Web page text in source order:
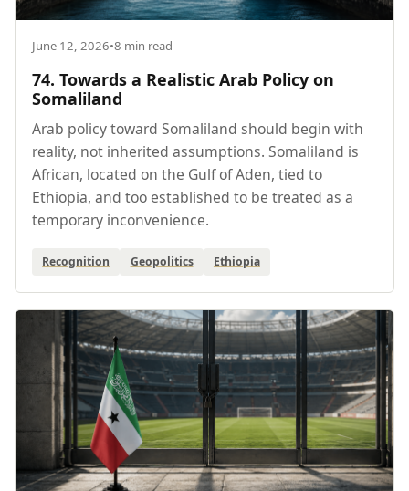
June 12, 2026•8 min read
74. Towards a Realistic Arab Policy on
Somaliland
Arab policy toward Somaliland should begin with
reality, not inherited assumptions. Somaliland is
African, located on the Gulf of Aden, tied to
Ethiopia, and too established to be treated as a
temporary inconvenience.
Recognition Geopolitics Ethiopia